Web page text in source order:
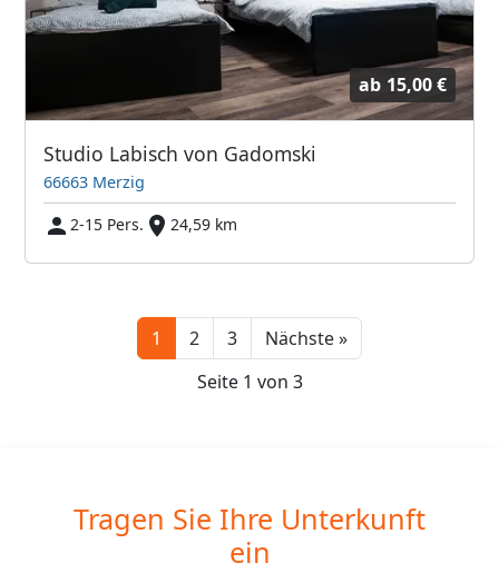
ab 15,00 €
Studio Labisch von Gadomski
66663 Merzig
2-15 Pers.
24,59 km
1 2 3 Nächste »Next
Seite 1 von 3
Tragen Sie Ihre Unterkunft
ein